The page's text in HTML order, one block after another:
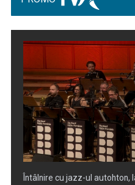
Piesa „Inimă, nu fi de piatră”